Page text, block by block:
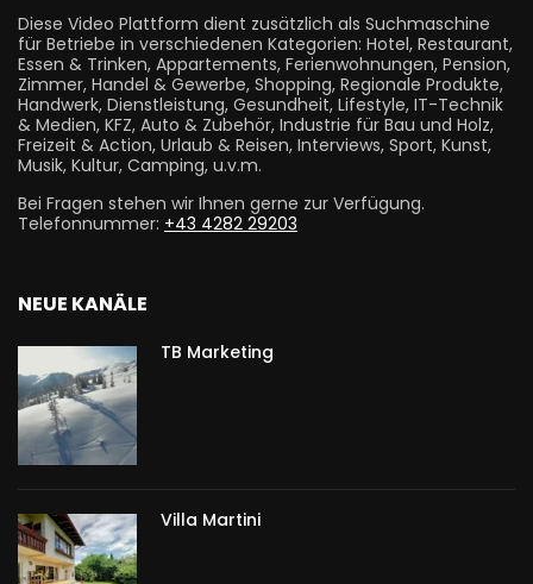
Diese Video Plattform dient zusätzlich als Suchmaschine
für Betriebe in verschiedenen Kategorien: Hotel, Restaurant,
Essen & Trinken, Appartements, Ferienwohnungen, Pension,
Zimmer, Handel & Gewerbe, Shopping, Regionale Produkte,
Handwerk, Dienstleistung, Gesundheit, Lifestyle, IT-Technik
& Medien, KFZ, Auto & Zubehör, Industrie für Bau und Holz,
Freizeit & Action, Urlaub & Reisen, Interviews, Sport, Kunst,
Musik, Kultur, Camping, u.v.m.
Bei Fragen stehen wir Ihnen gerne zur Verfügung.
Telefonnummer: +43 4282 29203
NEUE KANÄLE
TB Marketing
Villa Martini